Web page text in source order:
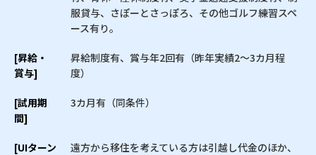
服貸与、さぽーとさっぽろ、その他ゴルフ練習スペ
ース有り。
[昇給・
賞与]
昇給制度有、賞与年2回有（昨年実績2〜3カ月程
度）
[試用期
間]
3カ月有（同条件）
[UIターン
遠方から移住を考えている方は引越し代金のほか、